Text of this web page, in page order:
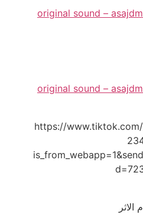
♬ original sound –
♬ original sound –
https://